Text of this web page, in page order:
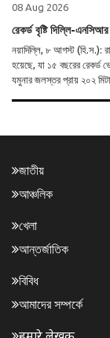
08 Aug 2026
রেকর্ড বৃষ্টি দিল্লি-
নয়াদিল্লি, ৮ আগস্ট (হি.স.):
হয়েছে, যা ১৫ বছরের রেকর্ড
যমুনার জলস্তর প্রায় ২০২
জাতীয়
আঞ্চলিক
খেলা
আন্তর্জাতিক
বিবিধ
আমাদের সম্পর্কে